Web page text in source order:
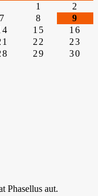
1
2
7 8
9
15
16
22
23
29
30
Phasellus aut.